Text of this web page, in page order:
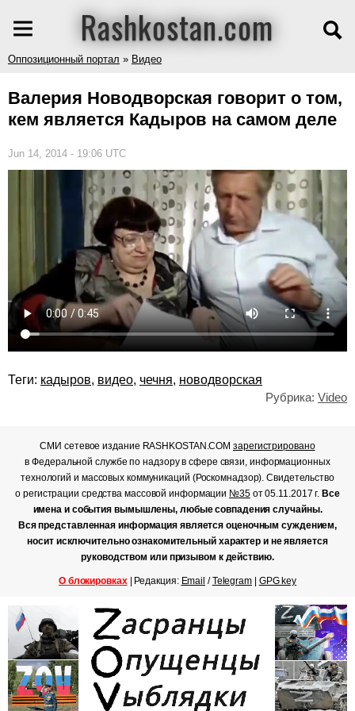
Rashkostan.com
Оппозиционный портал » Видео
Валерия Новодворская говорит о том,
кем является Кадыров на самом деле
Jun 14, 2014 - 19:06 UTC
Теги: кадыров, видео, чечня, новодворская
Рубрика: Video
СМИ сетевое издание RASHKOSTAN.COMзарегистрировано
в Федеральной службе по надзору в сфере связи, информационных
технологий и массовых коммуникаций (Роскомнадзор). Свидетельство
о регистрации средства массовой информации №35от 05.11.2017 г.Все
имена и события вымышлены, любые совпадения случайны.
Вся представленная информация является оценочным суждением,
носит исключительно ознакомительный характер и не является
руководством или призывом к действию.
О блокировках| Редакция: Email /Telegram| GPG key